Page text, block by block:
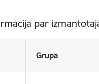
par
Grupa